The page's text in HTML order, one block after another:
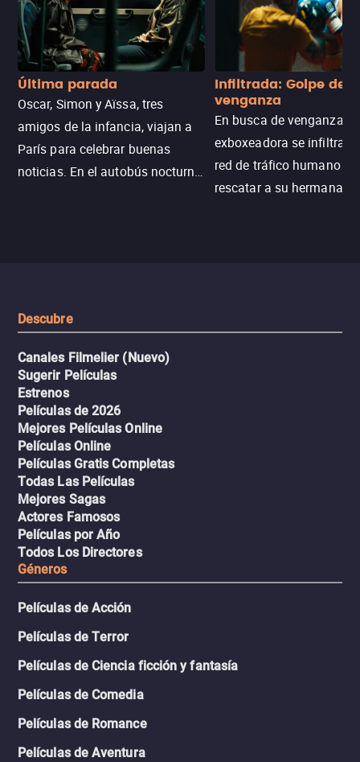
Última parada
Oscar, Simon y Aïssa, tres
amigos de la infancia, viajan a
París para celebrar buenas
noticias. En el autobús nocturno
Infiltrada: Golpe de
venganza
En busca de venganza,
exboxeadora se infiltra
red de tráfico humano
rescatar a su hermana
Descubre
Canales Filmelier (Nuevo)
Sugerir Películas
Estrenos
Películas de 2026
Mejores Películas Online
Películas Online
Películas Gratis Completas
Todas Las Películas
Mejores Sagas
Actores Famosos
Películas por Año
Todos Los Directores
Géneros
Películas de Acción
Películas de Terror
Películas de Ciencia ficción y fantasía
Películas de Comedia
Películas de Romance
Películas de Aventura